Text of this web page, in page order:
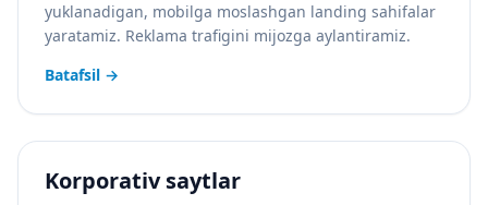
yuklanadigan, mobilga moslashgan landing sahifalar
yaratamiz. Reklama trafigini mijozga aylantiramiz.
Batafsil →
Korporativ saytlar